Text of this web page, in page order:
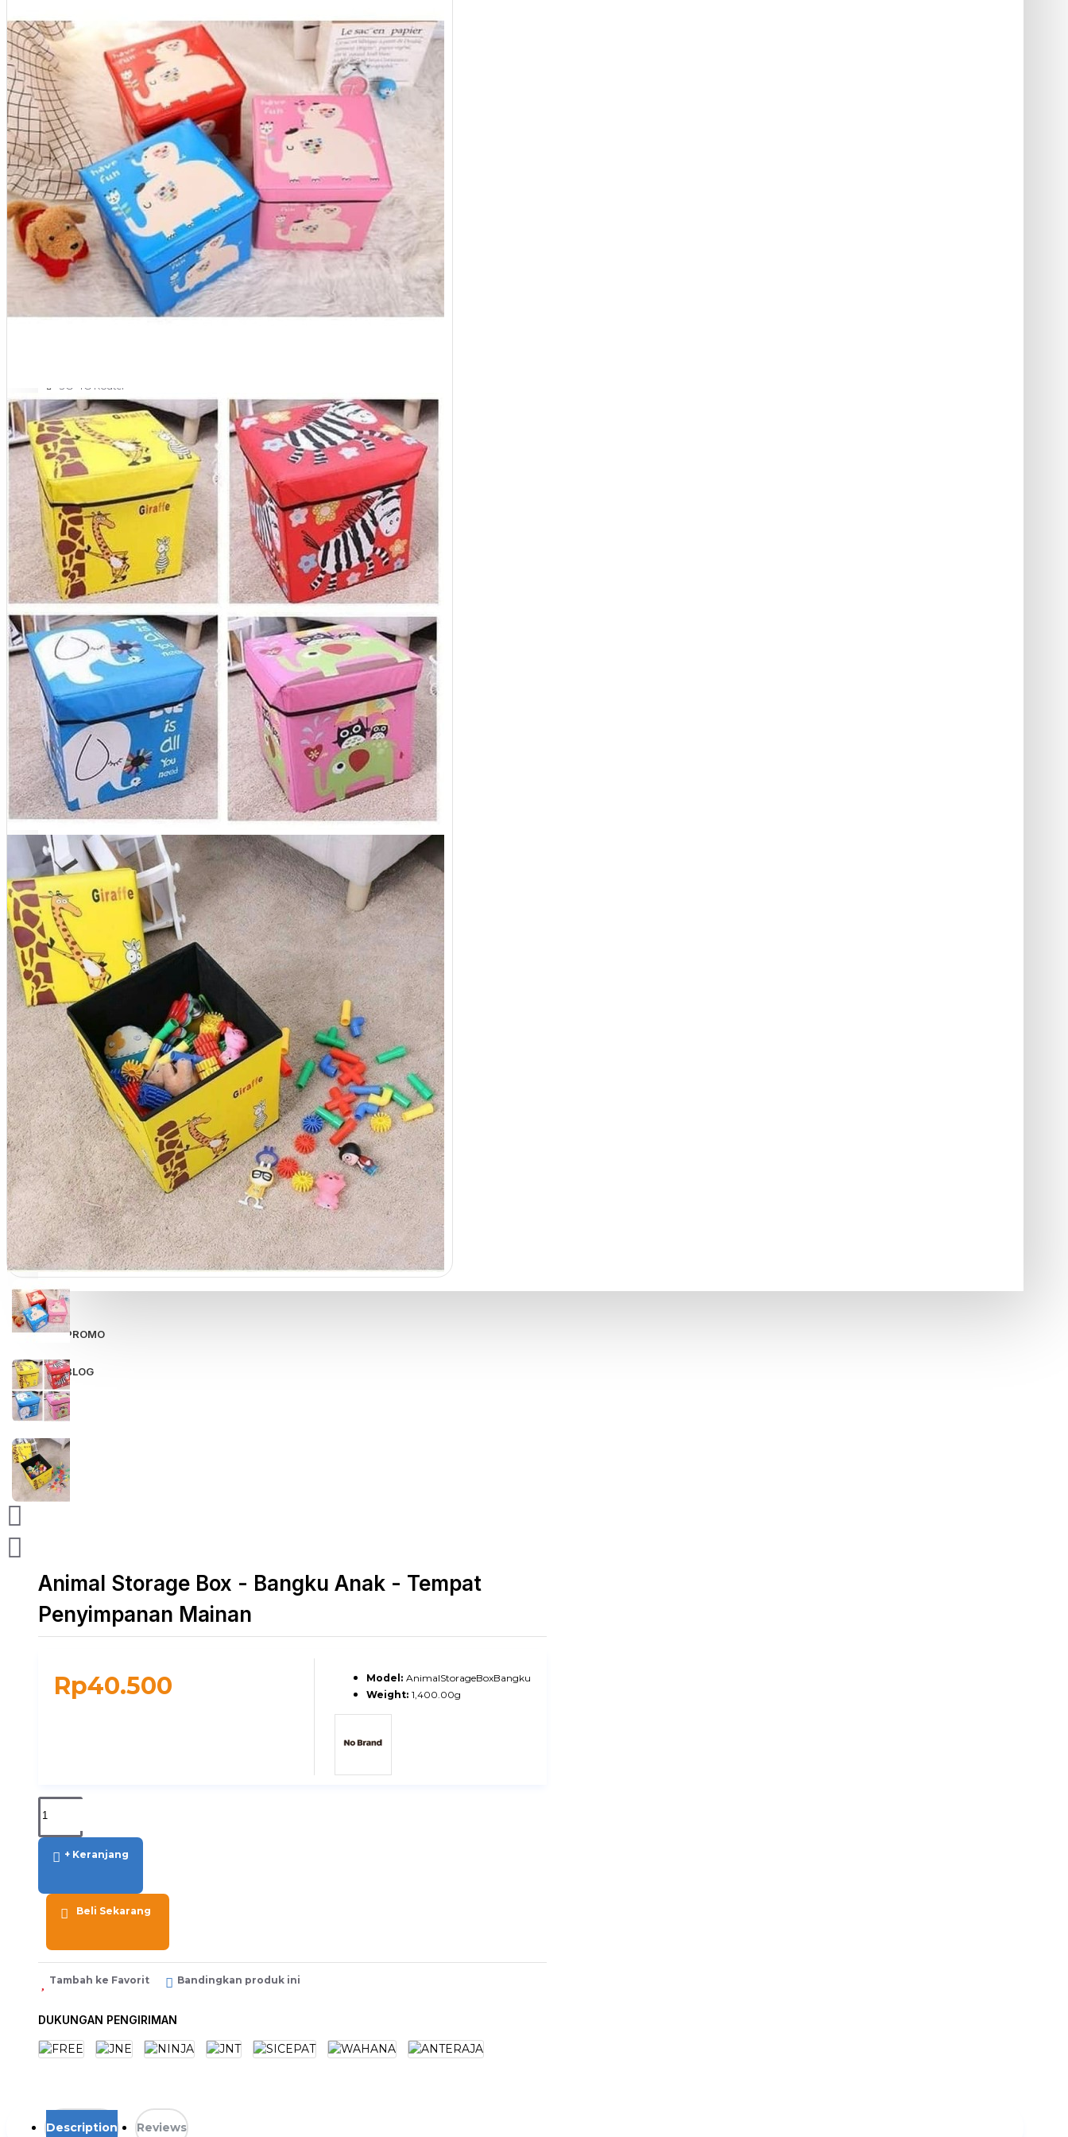
Baterai
Construction Camera
Mobile Speaker
View More
KECANTIKAN
Rambut
Tubuh
Wajah
KESEHATAN
Alat Monitor Kesehatan
3G-4G Router
ADSL Modem Router
Aksesoris Networks
Cable Coaxial
View More
OTOMOTIF
Aksesoris Mobil
Aksesoris Motor
Jet Cleaner
PC PERIPHERAL
Aksesoris Komputer
Aksesoris Notebook
Keyboard & Mouse
Meja Komputer
View More
PERTUKANGAN
Amplas
Blower
Bor
Gergaji
View More
RUMAH TANGGA
Cable Ties
Colokan Listrik
Digital Door Lock
Fashion
View More
SPORT AND OUTDOOR
Olahraga
Outdoor
TABLET SMARTPHONE
Aksesoris Smartphone
PROMO
BLOG
Animal Storage Box - Bangku Anak - Tempat
Penyimpanan Mainan
Rp40.500 Model: AnimalStorageBoxBangku
Weight: 1,400.00g
+ Keranjang
Beli Sekarang
Tambah ke Favorit Bandingkan produk ini
DUKUNGAN PENGIRIMAN
Description Reviews